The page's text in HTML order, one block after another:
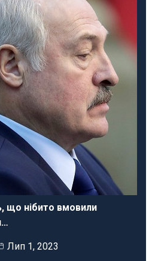
що нібито вмовили
Лип 1, 2023